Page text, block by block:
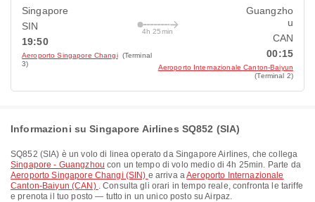
Singapore
SIN
19:50
Aeroporto Singapore Changi (Terminal
3)
4h 25min
Guangzho
u
CAN
00:15
Aeroporto Internazionale Canton-Baiyun
(Terminal 2)
Informazioni su Singapore Airlines SQ852 (SIA)
SQ852 (SIA) è un volo di linea operato da Singapore Airlines, che collega
Singapore - Guangzhou con un tempo di volo medio di4h 25min. Parte da
Aeroporto Singapore Changi (SIN) e arriva aAeroporto Internazionale
Canton-Baiyun (CAN) . Consulta gli orari in tempo reale, confronta le tariffe
e prenota il tuo posto — tutto in un unico posto su Airpaz.